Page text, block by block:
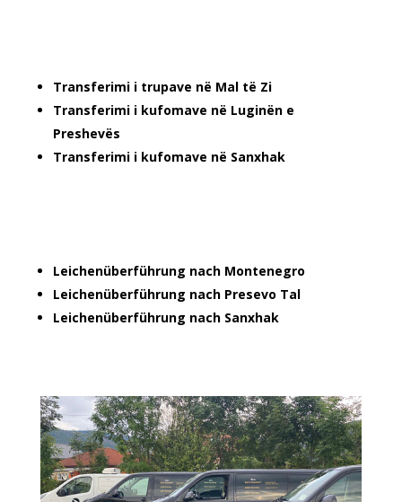
Transferimi i trupave në Mal të Zi
Transferimi i kufomave në Luginën e
Preshevës
Transferimi i kufomave në Sanxhak
Leichenüberführung nach Montenegro
Leichenüberführung nach Presevo Tal
Leichenüberführung nach Sanxhak